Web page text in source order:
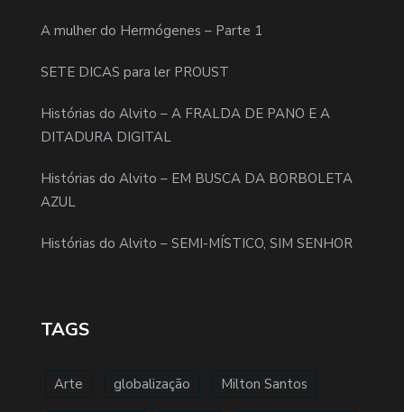
A mulher do Hermógenes – Parte 1
SETE DICAS para ler PROUST
Histórias do Alvito – A FRALDA DE PANO E A
DITADURA DIGITAL
Histórias do Alvito – EM BUSCA DA BORBOLETA
AZUL
Histórias do Alvito – SEMI-MÍSTICO, SIM SENHOR
TAGS
Arte globalização Milton Santos